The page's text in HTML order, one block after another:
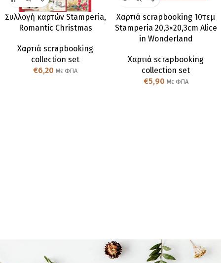
Συλλογή καρτών Stamperia,
Romantic Christmas
Χαρτιά scrapbooking
collection set
€6,20 Με ΦΠΑ
Χαρτιά scrapbooking 10τεμ
Stamperia 20,3×20,3cm Alice
in Wonderland
Χαρτιά scrapbooking
collection set
€5,90 Με ΦΠΑ